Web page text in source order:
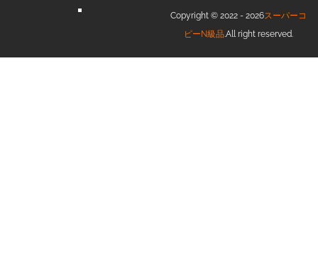
Copyright © 2022 - 2026スーパーコ
ピーN級品.All right reserved.